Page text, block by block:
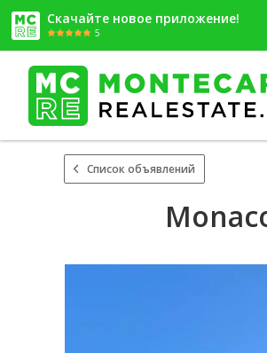
Скачайте новое приложение!
5
Список объявлений